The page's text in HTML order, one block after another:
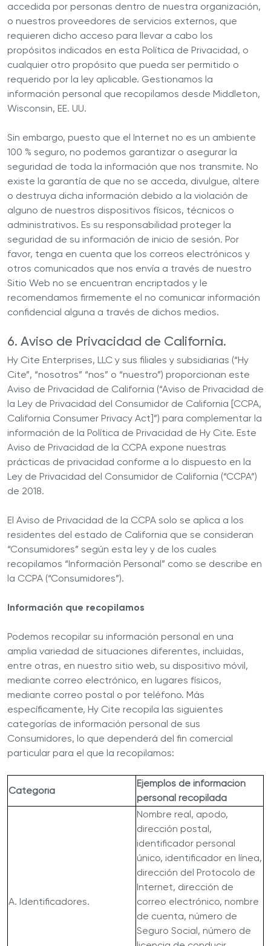
accedida por personas dentro de nuestra organización,
o nuestros proveedores de servicios externos, que
requieren dicho acceso para llevar a cabo los
propósitos indicados en esta Política de Privacidad, o
cualquier otro propósito que pueda ser permitido o
requerido por la ley aplicable. Gestionamos la
información personal que recopilamos desde Middleton,
Wisconsin, EE. UU.
Sin embargo, puesto que el Internet no es un ambiente
100 % seguro, no podemos garantizar o asegurar la
seguridad de toda la información que nos transmite. No
existe la garantía de que no se acceda, divulgue, altere
o destruya dicha información debido a la violación de
alguno de nuestros dispositivos físicos, técnicos o
administrativos. Es su responsabilidad proteger la
seguridad de su información de inicio de sesión. Por
favor, tenga en cuenta que los correos electrónicos y
otros comunicados que nos envía a través de nuestro
Sitio Web no se encuentran encriptados y le
recomendamos firmemente el no comunicar información
confidencial alguna a través de dichos medios.
6. Aviso de Privacidad de California.
Hy Cite Enterprises, LLC y sus filiales y subsidiarias (“Hy
Cite”, “nosotros” “nos” o “nuestro”) proporcionan este
Aviso de Privacidad de California (“Aviso de Privacidad de
la Ley de Privacidad del Consumidor de California [CCPA,
California Consumer Privacy Act]”) para complementar la
información de la Política de Privacidad de Hy Cite. Este
Aviso de Privacidad de la CCPA expone nuestras
prácticas de privacidad conforme a lo dispuesto en la
Ley de Privacidad del Consumidor de California (“CCPA”)
de 2018.
El Aviso de Privacidad de la CCPA solo se aplica a los
residentes del estado de California que se consideran
“Consumidores” según esta ley y de los cuales
recopilamos “Información Personal” como se describe en
la CCPA (“Consumidores”).
Información que recopilamos
Podemos recopilar su información personal en una
amplia variedad de situaciones diferentes, incluidas,
entre otras, en nuestro sitio web, su dispositivo móvil,
mediante correo electrónico, en lugares físicos,
mediante correo postal o por teléfono. Más
específicamente, Hy Cite recopila las siguientes
categorías de información personal de sus
Consumidores, lo que dependerá del fin comercial
particular para el que la recopilamos:
Categoría
Ejemplos de información
personal recopilada
A. Identificadores.
Nombre real, apodo,
dirección postal,
identificador personal
único, identificador en línea,
dirección del Protocolo de
Internet, dirección de
correo electrónico, nombre
de cuenta, número de
Seguro Social, número de